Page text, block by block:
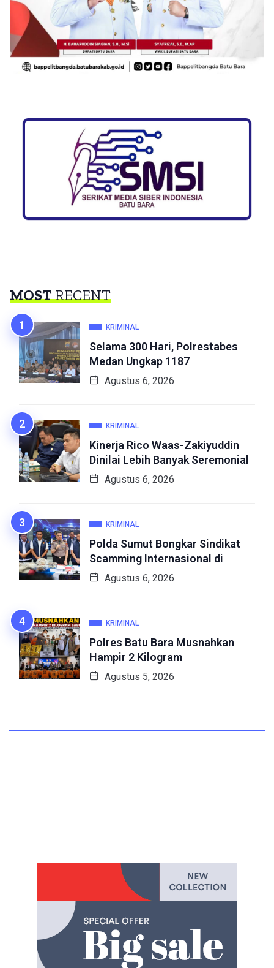
MOSTRECENT
KRIMINAL
Selama 300 Hari, Polrestabes
Medan Ungkap 1187
Agustus 6, 2026
KRIMINAL
Kinerja Rico Waas-Zakiyuddin
Dinilai Lebih Banyak Seremonial
Agustus 6, 2026
KRIMINAL
Polda Sumut Bongkar Sindikat
Scamming Internasional di
Agustus 6, 2026
KRIMINAL
Polres Batu Bara Musnahkan
Hampir 2 Kilogram
Agustus 5, 2026